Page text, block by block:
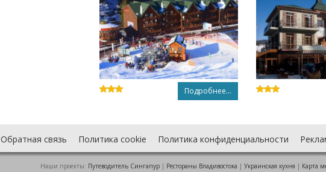
Подробнее...
Обратная связь Политика cookie Политика конфиденциальности
Наши проекты: Путеводитель Сингапур| Рестораны Владивостока | Украинская кухня | Карта